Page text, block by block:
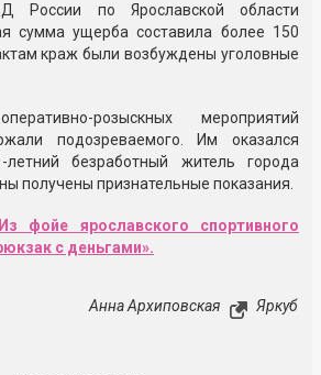
России по Ярославской области
сумма ущерба составила более 150
краж были возбуждены уголовные
розыскных мероприятий
подозреваемого. Им оказался
безработный житель города
получены признательные показания.
фойе ярославского спортивного
с деньгами».
Анна Архиповская Яркуб